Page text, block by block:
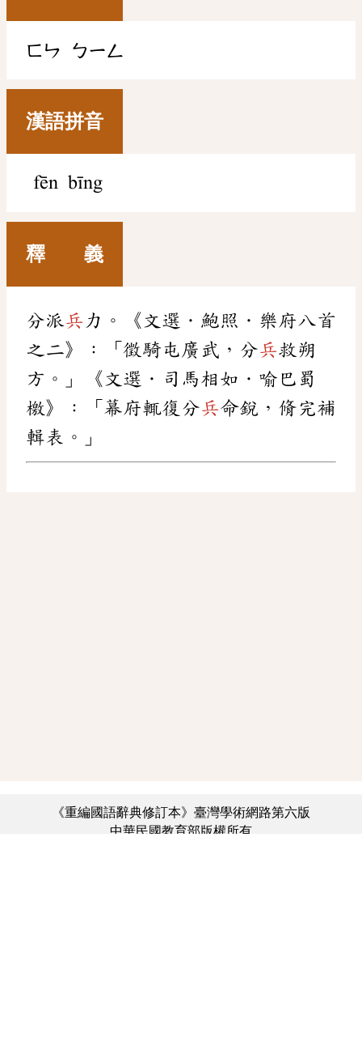
ㄈㄣ ㄅㄧㄥ
漢語拼音
fēn bīng
釋 義
分派兵 力。《文選．鮑照．樂府八首
之二》：「徵騎屯廣武，分兵救朔
方。」《文選．司馬相如．喻巴蜀
檄》：「幕府輒復分兵命銳，脩完補
輯表。」
《重編國語辭典修訂本》臺灣學術網路第六版
中華民國教育部版權所有